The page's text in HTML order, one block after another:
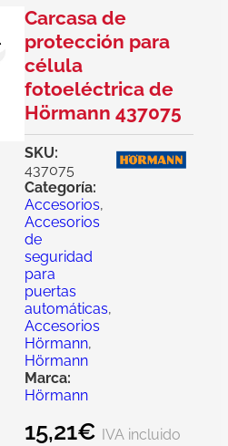
Carcasa de
protección para
célula
fotoeléctrica de
Hörmann 437075
SKU:
437075
Categoría:
Accesorios,
Accesorios
de
seguridad
para
puertas
automáticas,
Accesorios
Hörmann,
Hörmann
Marca:
Hörmann
15,21€ IVA incluido